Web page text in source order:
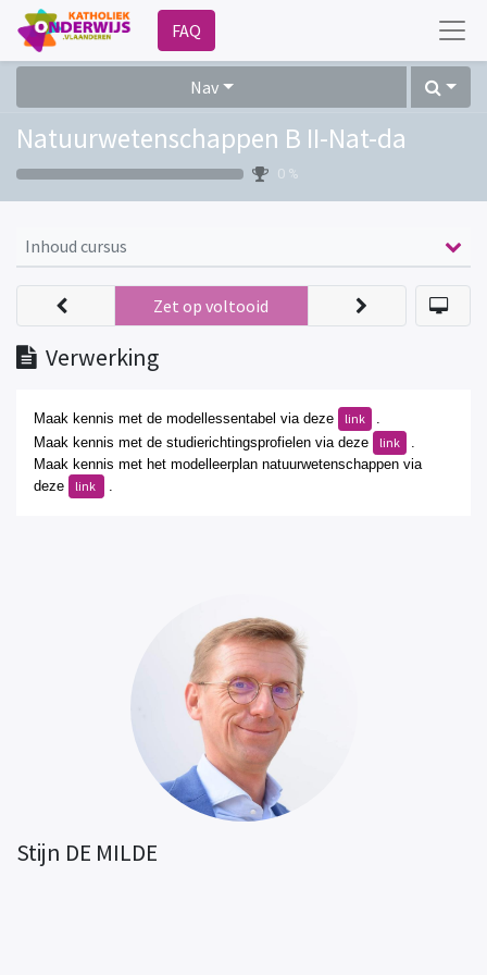
FAQ
Nav
Natuurwetenschappen B II-Nat-da
0 %
Inhoud cursus
Verwerking
Zet op voltooid
Maak kennis met de modellessentabel via deze link
Maak kennis met de studierichtingsprofielen via deze link
Maak kennis met het modelleerplan natuurwetenschappen via
deze
link
Stijn DE MILDE